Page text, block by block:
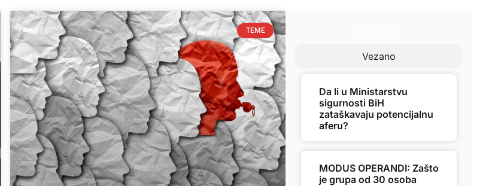
TEME
Vezano
Da li u Ministarstvu
sigurnosti BiH
zataškavaju potencijalnu
aferu?
MODUS OPERANDI: Zašto
je grupa od 30 osoba